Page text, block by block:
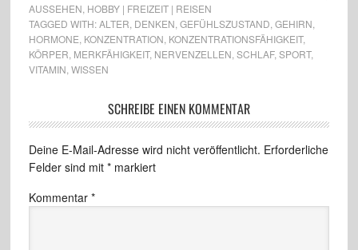
AUSSEHEN HOBBY | FREIZEIT | REISEN
TAGGED WITH:ALTER DENKEN GEFÜHLSZUSTAND GEHIRN
HORMONE KONZENTRATION KONZENTRATIONSFÄHIGKEIT,
KÖRPER MERKFÄHIGKEIT, NERVENZELLEN SCHLAF, SPORT,
VITAMIN WISSEN
SCHREIBE EINEN KOMMENTAR
Deine E-Mail-Adresse wird nicht veröffentlicht. Erforderliche
Felder sind mit *markiert
Kommentar *